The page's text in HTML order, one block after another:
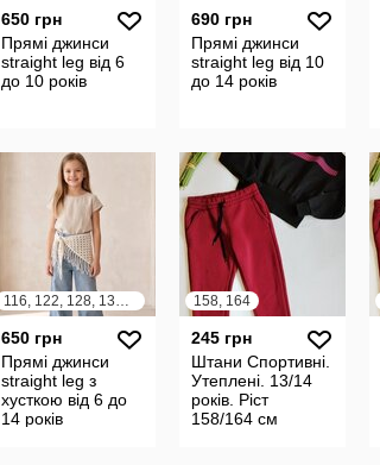
650 грн
Прямі джинси
straight leg від 6
до 10 років
690 грн
Прямі джинси
straight leg від 10
до 14 років
116, 122, 128, 134, 140, 146, 152, 158, 164
650 грн
Прямі джинси
straight leg з
хусткою від 6 до
14 років
158, 164
245 грн
Штани Спортивні.
Утеплені. 13/14
років. Ріст
158/164 см